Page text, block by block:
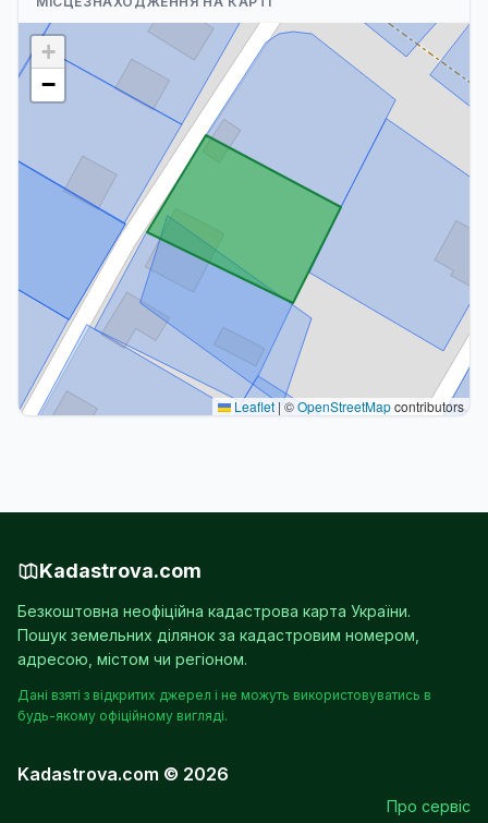
+
−
Leaflet | ©OpenStreetMapcontributors
Kadastrova.com
Безкоштовна неофіційна кадастрова карта України.
Пошук земельних ділянок за кадастровим номером,
адресою, містом чи регіоном.
Дані взяті з відкритих джерел і не можуть використовуватись в
будь-якому офіційному вигляді.
Kadastrova.com © 2026
Про сервіс